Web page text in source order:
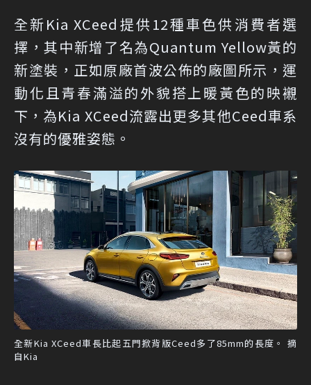
全新Kia XCeed提供12種車色供消費者選
擇，其中新增了名為Quantum Yellow黃的
新塗裝，正如原廠首波公佈的廠圖所示，運
動化且青春滿溢的外貌搭上暖黃色的映襯
下，為Kia XCeed流露出更多其他Ceed車系
沒有的優雅姿態。
全新Kia XCeed車長比起五門掀背版Ceed多了85mm的長度。 摘
自Kia